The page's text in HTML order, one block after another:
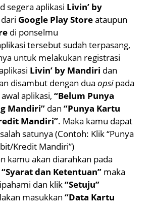
segera aplikasi Livin’ by
dari Google Play Storeataupun
di ponselmu
tersebut sudah terpasang,
untuk melakukan registrasi
Livin’ by Mandiri dan
disambut dengan dua opsipada
aplikasi, “Belum Punya
Mandiri” dan “Punya Kartu
Mandiri”. Maka kamu dapat
satunya (Contoh: Klik “Punya
Kredit Mandiri”)
kamu akan diarahkan pada
“Syarat dan Ketentuan” maka
dan klik“Setuju”
masukkan “Data Kartu